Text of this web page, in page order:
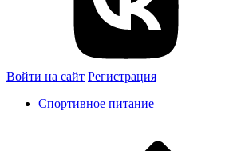
Войти на сайт Регистрация
Спортивное питание